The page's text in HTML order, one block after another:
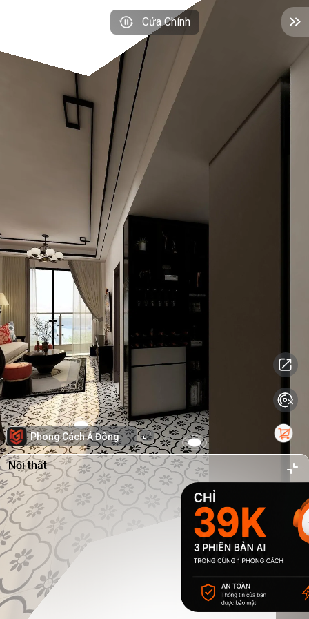
Cửa Chính
Phong Cách Á Đông
Nội thất